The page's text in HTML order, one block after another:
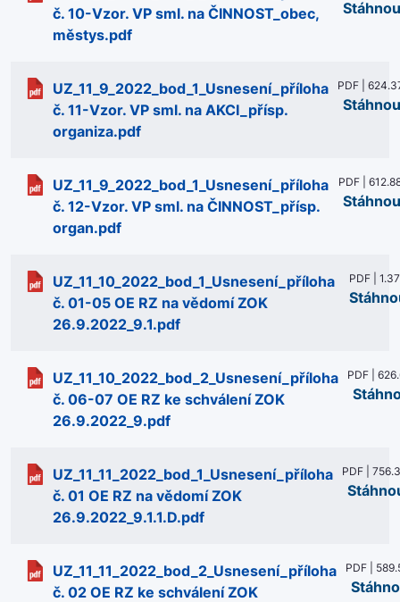
č. 10-Vzor. VP sml. na ČINNOST_obec,
městys.pdf
UZ_11_9_2022_bod_1_Usnesení_příloha
č. 11-Vzor. VP sml. na AKCI_přísp.
organiza.pdf
PDF |
UZ_11_9_2022_bod_1_Usnesení_příloha
č. 12-Vzor. VP sml. na ČINNOST_přísp.
organ.pdf
PDF |
UZ_11_10_2022_bod_1_Usnesení_příloha
č. 01-05 OE RZ na vědomí ZOK
26.9.2022_9.1.pdf
PDF |
UZ_11_10_2022_bod_2_Usnesení_příloha
č. 06-07 OE RZ ke schválení ZOK
26.9.2022_9.pdf
PDF |
UZ_11_11_2022_bod_1_Usnesení_příloha
č. 01 OE RZ na vědomí ZOK
26.9.2022_9.1.1.D.pdf
PDF |
UZ_11_11_2022_bod_2_Usnesení_příloha
č. 02 OE RZ ke schválení ZOK
PDF |